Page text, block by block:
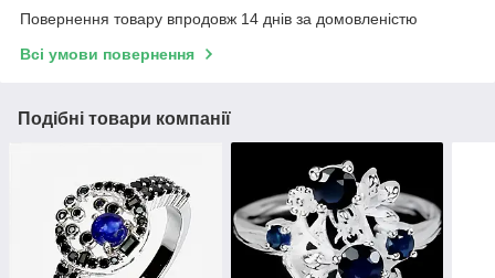
Повернення товару впродовж 14 днів за домовленістю
Всі умови повернення
Подібні товари компанії